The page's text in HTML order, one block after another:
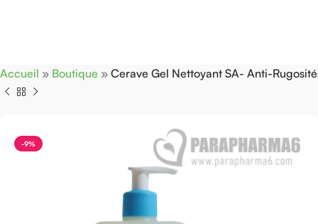
Accueil » Boutique » Cerave Gel Nettoyant SA- Anti-
-9%